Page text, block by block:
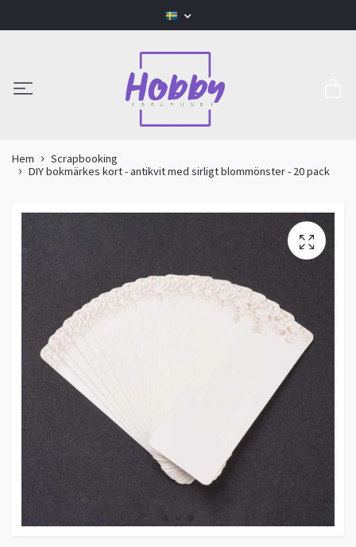
Hem
Scrapbooking
DIY bokmärkes kort - antikvit med sirligt blommönster - 20 pack